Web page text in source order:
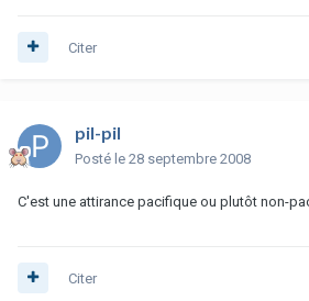
Citer
pil-pil
Posté le 28 septembre 2008
C'est une attirance pacifique ou plutôt non-
Citer